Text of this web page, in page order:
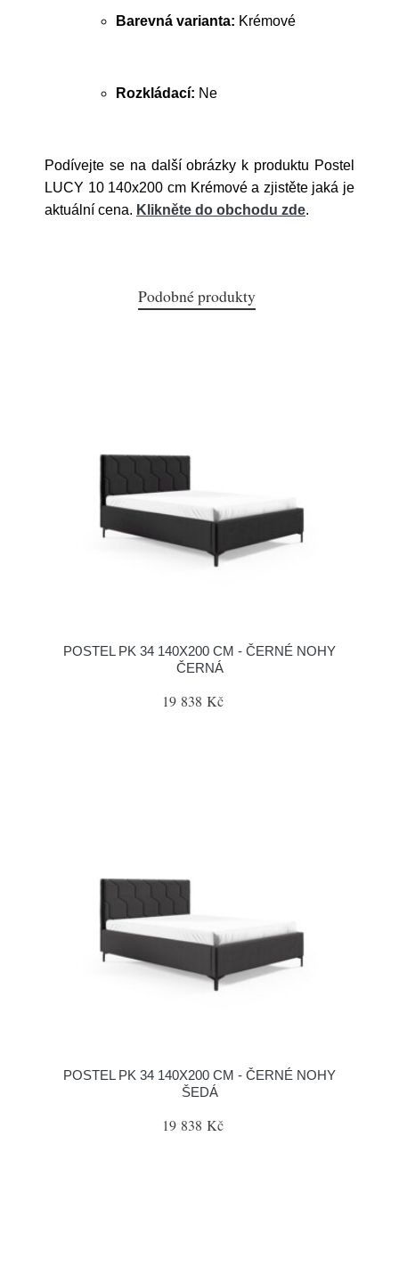
Barevná varianta: Krémové
Rozkládací: Ne
Podívejte se na další obrázky k produktu Postel
LUCY 10 140x200 cm Krémové a zjistěte jaká je
aktuální cena. Klikněte do obchodu zde.
Podobné produkty
POSTEL PK 34 140X200 CM - ČERNÉ NOHY
ČERNÁ
19 838 Kč
POSTEL PK 34 140X200 CM - ČERNÉ NOHY
ŠEDÁ
19 838 Kč